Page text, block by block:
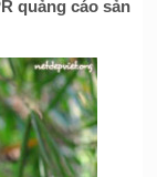
quảng cáo sản